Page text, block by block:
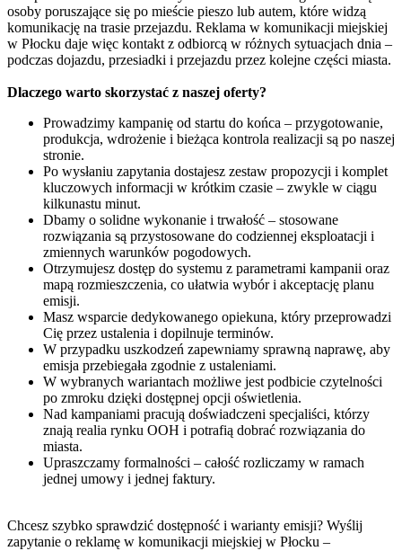
osoby poruszające się po mieście pieszo lub autem, które widzą
komunikację na trasie przejazdu. Reklama w komunikacji miejskiej
w Płocku daje więc kontakt z odbiorcą w różnych sytuacjach dnia –
podczas dojazdu, przesiadki i przejazdu przez kolejne części miasta.
Dlaczego warto skorzystać z naszej oferty?
Prowadzimy kampanię od startu do końca – przygotowanie,
produkcja, wdrożenie i bieżąca kontrola realizacji są po naszej
stronie.
Po wysłaniu zapytania dostajesz zestaw propozycji i komplet
kluczowych informacji w krótkim czasie – zwykle w ciągu
kilkunastu minut.
Dbamy o solidne wykonanie i trwałość – stosowane
rozwiązania są przystosowane do codziennej eksploatacji i
zmiennych warunków pogodowych.
Otrzymujesz dostęp do systemu z parametrami kampanii oraz
mapą rozmieszczenia, co ułatwia wybór i akceptację planu
emisji.
Masz wsparcie dedykowanego opiekuna, który przeprowadzi
Cię przez ustalenia i dopilnuje terminów.
W przypadku uszkodzeń zapewniamy sprawną naprawę, aby
emisja przebiegała zgodnie z ustaleniami.
W wybranych wariantach możliwe jest podbicie czytelności
po zmroku dzięki dostępnej opcji oświetlenia.
Nad kampaniami pracują doświadczeni specjaliści, którzy
znają realia rynku OOH i potrafią dobrać rozwiązania do
miasta.
Upraszczamy formalności – całość rozliczamy w ramach
jednej umowy i jednej faktury.
Chcesz szybko sprawdzić dostępność i warianty emisji? Wyślij
zapytanie o reklamę w komunikacji miejskiej w Płocku –